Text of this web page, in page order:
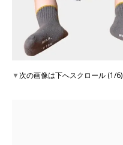
▼次の画像は下へスクロール (1/6)